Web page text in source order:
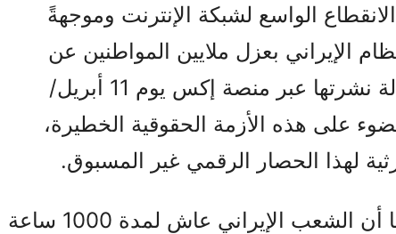
الواسع لشبكة الإنترنت وموجهةً
الإيراني بعزل ملايين المواطنين عن
العالم الخارجي. وفي رسالة نشرتها عبر منصة إكس يوم 11 أبريل/
على هذه الأزمة الحقوقية الخطيرة،
لهذا الحصار الرقمي غير المسبوق.
أكدت كالامارد في تغريدتها أن الشعب الإيراني عاش لمدة 1000 ساعة